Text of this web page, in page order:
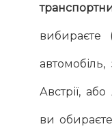
Австрії,
ви